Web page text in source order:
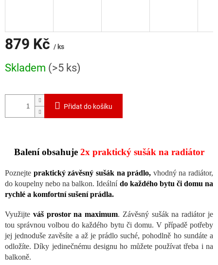
879 Kč / ks
cena:
Skladem (>5 ks)
Přidat do košíku
Balení obsahuje 2x praktický sušák na radiátor
Poznejte praktický závěsný sušák na prádlo, vhodný na radiátor,
do koupelny nebo na balkon. Ideální do každého bytu či domu na
rychlé a komfortní sušení prádla.
Využijte váš prostor na maximum. Závěsný sušák na radiátor je
tou správnou volbou do každého bytu či domu. V případě potřeby
jej jednoduše zavěsíte a až je prádlo suché, pohodlně ho sundáte a
odložíte. Díky jedinečnému designu ho můžete používat třeba i na
balkoně.